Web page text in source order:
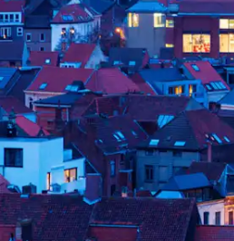
Preço (por adulto)
Mín. R$ Máx. R$
Hotel pickup
NO-PICKUP
Opções de ingressos
Local touch
Tour com audio guia
Voucher eletrônico
Cancelamento gratuito
Confirmação instantânea
Categorias
Atividades
Atividades urbanas
Tours a pé
Idomas